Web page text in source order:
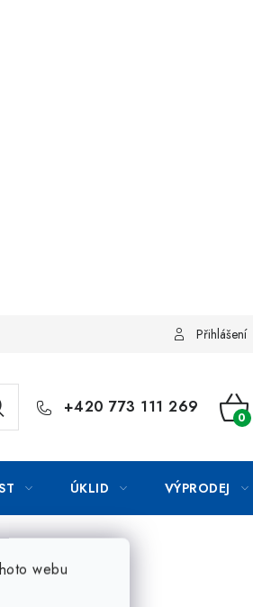
webu
Přihlášení
+420 773 111 269
ÚKLID VÝPRODEJ